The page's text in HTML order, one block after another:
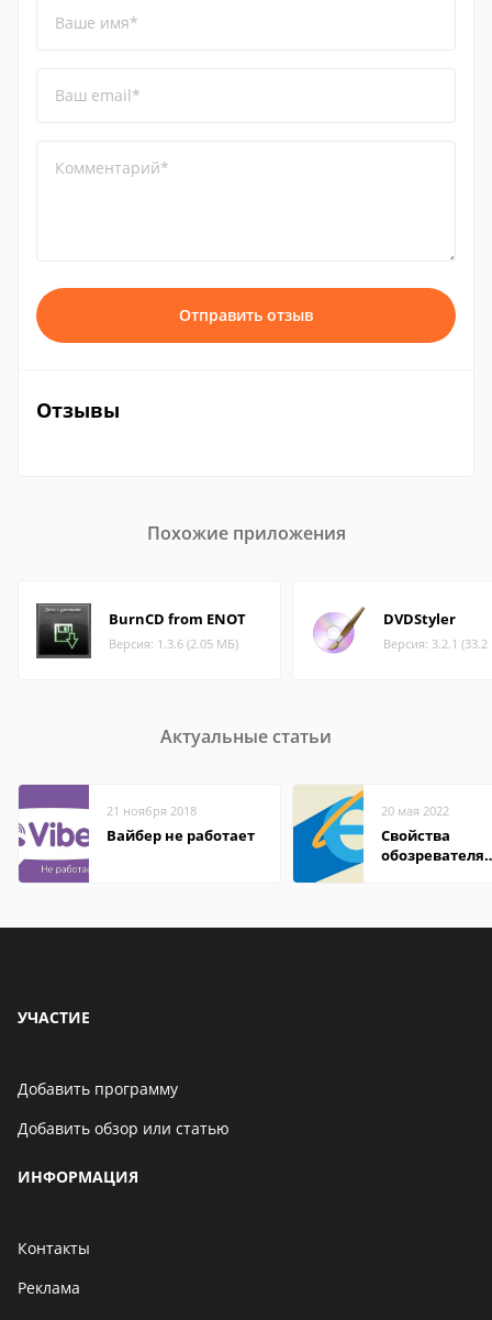
Ваше имя*
Ваш email*
Комментарий*
Отправить отзыв
Отзывы
Похожие приложения
BurnCD from ENOT
Версия: 1.3.6 (2.05 МБ)
DVDStyler
Версия: 3.2.1
Актуальные статьи
21 ноября 2018
Вайбер не работает
20 мая 2022
Свойства
обозревателя
УЧАСТИЕ
Добавить программу
Добавить обзор или статью
ИНФОРМАЦИЯ
Контакты
Реклама